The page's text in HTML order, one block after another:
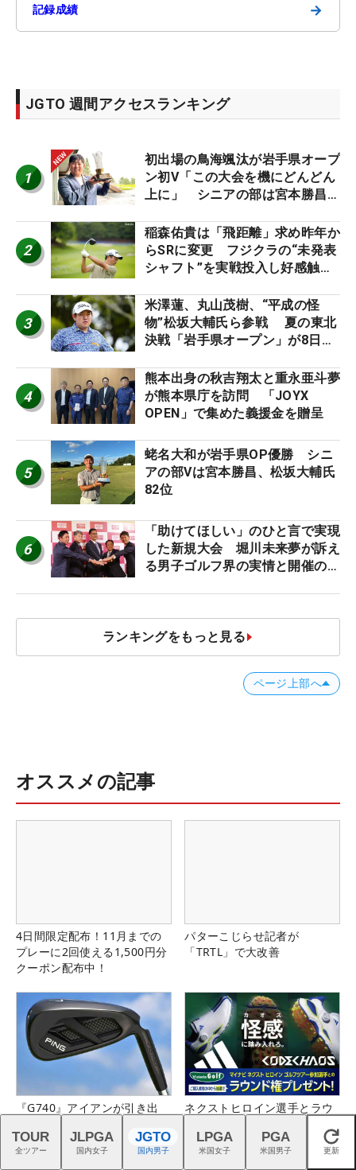
記録成績 →
JGTO 週間アクセスランキング
1
初出場の鳥海颯汰が岩手県オープ
ン初V「この大会を機にどんどん
上に」 シニアの部は宮本勝昌が
2
稲森佑貴は「飛距離」求め昨年か
らSRに変更 フジクラの“未発表
シャフト”を実戦投入し好感触
ーのヒトネタ！】
3
米澤蓮、丸山茂樹、“平成の怪
物”松坂大輔氏ら参戦 夏の東北
決戦「岩手県オープン」が8日開
4
熊本出身の秋吉翔太と重永亜斗夢
が熊本県庁を訪問 「JOYX
OPEN」で集めた義援金を贈呈
5
蛯名大和が岩手県OP優勝 シニ
アの部Vは宮本勝昌、松坂大輔氏
82位
6
「助けてほしい」のひと言で実現
した新規大会 堀川未来夢が訴え
る男子ゴルフ界の実情と開催の舞
ランキングをもっと見る
ページ上部へ
オススメの記事
4日間限定配布！11月までの
プレーに2回使える1,500円分
クーポン配布中！
パターこじらせ記者が
「TRTL」で大改善
『G740』アイアンが引き出
本当だった！
ネクストヒロイン選手とラウ
はこちら！
閉じる
TOUR
全ツアー
JLPGA
国内女子
JGTO
国内男子
LPGA
米国女子
PGA
米国男子 更新